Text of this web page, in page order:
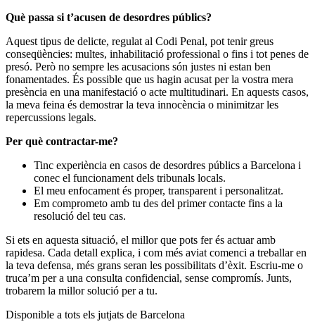
Què passa si t’acusen de desordres públics?
Aquest tipus de delicte, regulat al Codi Penal, pot tenir greus
conseqüències: multes, inhabilitació professional o fins i tot penes de
presó. Però no sempre les acusacions són justes ni estan ben
fonamentades. És possible que us hagin acusat per la vostra mera
presència en una manifestació o acte multitudinari. En aquests casos,
la meva feina és demostrar la teva innocència o minimitzar les
repercussions legals.
Per què contractar-me?
Tinc experiència en casos de desordres públics a Barcelona i
conec el funcionament dels tribunals locals.
El meu enfocament és proper, transparent i personalitzat.
Em comprometo amb tu des del primer contacte fins a la
resolució del teu cas.
Si ets en aquesta situació, el millor que pots fer és actuar amb
rapidesa. Cada detall explica, i com més aviat comenci a treballar en
la teva defensa, més grans seran les possibilitats d’èxit. Escriu-me o
truca’m per a una consulta confidencial, sense compromís. Junts,
trobarem la millor solució per a tu.
Disponible a tots els jutjats de Barcelona